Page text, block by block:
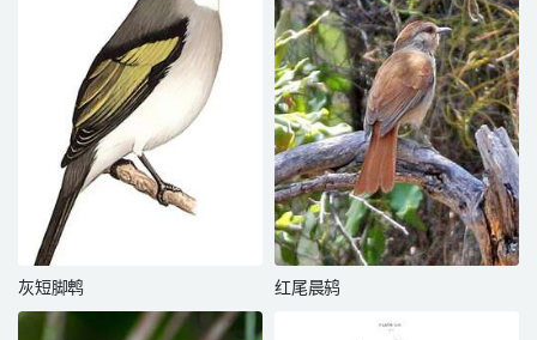
灰短脚鹎 红尾晨鸫